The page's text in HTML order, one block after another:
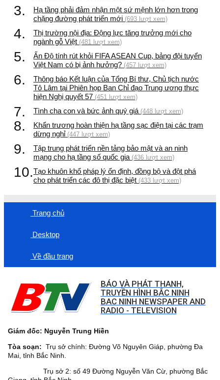
3.
Hạ tầng phải đảm nhận một sứ mệnh lớn hơn trong
chặng đường phát triển mới (693 lượt xem)
4.
Thị trường nội địa: Động lực tăng trưởng mới cho
ngành gỗ Việt (481 lượt xem)
5.
Ấn Độ tính rút khỏi FIFA ASEAN Cup, bảng đội tuyển
Việt Nam có bị ảnh hưởng? (457 lượt xem)
6.
Thông báo Kết luận của Tổng Bí thư, Chủ tịch nước
Tô Lâm tại Phiên họp Ban Chỉ đạo Trung ương thực
hiện Nghị quyết 57 (451 lượt xem)
7. Tình cha con và bức ảnh quý giá (448 lượt xem)
8.
Khẩn trương hoàn thiện hạ tầng sạc điện tại các trạm
dừng nghỉ (447 lượt xem)
9.
Tập trung phát triển nền tảng bảo mật và an ninh
mạng cho hạ tầng số quốc gia (436 lượt xem)
10.Tạo khuôn khổ pháp lý ổn định, đồng bộ và đột phá
cho phát triển các đô thị đặc biệt (433 lượt xem)
Trang chủ
Desktop
Về đầu trang
BÁO VÀ PHÁT THANH,
TRUYỀN HÌNH BẮC NINH
BAC NINH NEWSPAPER AND
RADIO - TELEVISION
Giám đốc: Nguyễn Trung Hiền
Tòa soạn: Trụ sở chính: Đường Võ Nguyên Giáp, phường Đa
Mai, tỉnh Bắc Ninh.
Trụ sở 2: số 49 Đường Nguyễn Văn Cừ, phường Bắc